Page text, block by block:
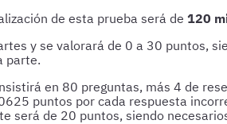
de esta prueba será de 120
y se valorará de 0 a 30 puntos,
parte.
en 80 preguntas, más 4 de
puntos por cada respuesta
será de 20 puntos, siendo